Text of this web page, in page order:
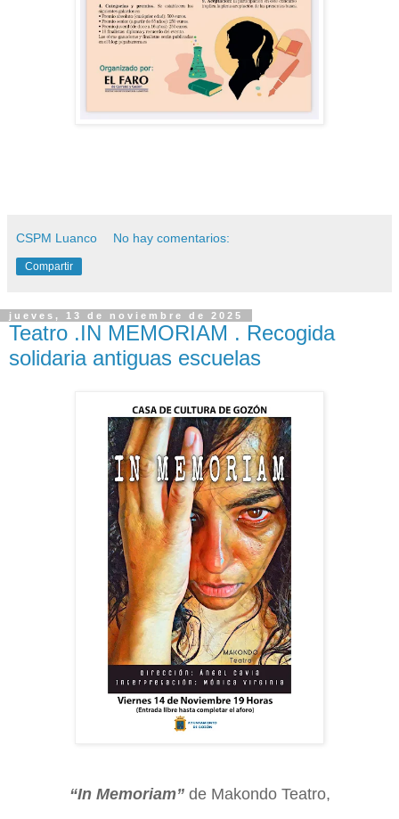
CSPM Luanco No hay comentarios:
Compartir
jueves, 13 de noviembre de 2025
Teatro .IN MEMORIAM . Recogida
solidaria antiguas escuelas
“In Memoriam”de Makondo Teatro,